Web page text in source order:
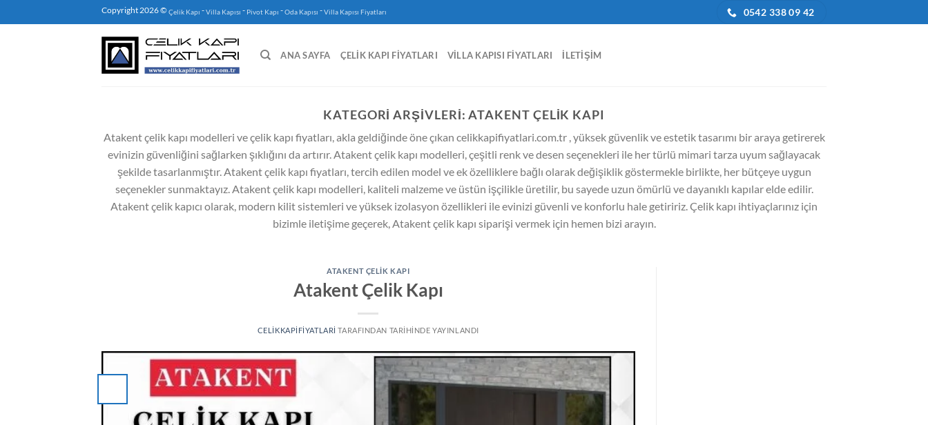
atla
Copyright 2026 © Çelik Kapı -Villa Kapısı - Pivot Kapı -Oda Kapısı -Villa Kapısı Fiyatları 0542 338 09 42
ANA SAYFA ÇELIK KAPI FIYATLARI VILLA KAPISI FIYATLARI İLETIŞIM
KATEGORI ARŞIVLERI:ATAKENT ÇELIK KAPI
Atakent çelik kapı modelleri ve çelik kapı fiyatları, akla geldiğinde öne çıkan celikkapifiyatlari.com.tr , yüksek güvenlik ve estetik tasarımı bir araya getirerek
evinizin güvenliğini sağlarken şıklığını da artırır. Atakent çelik kapı modelleri, çeşitli renk ve desen seçenekleri ile her türlü mimari tarza uyum sağlayacak
şekilde tasarlanmıştır. Atakent çelik kapı fiyatları, tercih edilen model ve ek özelliklere bağlı olarak değişiklik göstermekle birlikte, her bütçeye uygun
seçenekler sunmaktayız. Atakent çelik kapı modelleri, kaliteli malzeme ve üstün işçilikle üretilir, bu sayede uzun ömürlü ve dayanıklı kapılar elde edilir.
Atakent çelik kapıcı olarak, modern kilit sistemleri ve yüksek izolasyon özellikleri ile evinizi güvenli ve konforlu hale getiririz. Çelik kapı ihtiyaçlarınız için
bizimle iletişime geçerek, Atakent çelik kapı siparişi vermek için hemen bizi arayın.
ATAKENT ÇELIK KAPI
Atakent Çelik Kapı
CELIKKAPIFIYATLARI TARAFINDAN TARIHINDE YAYINLANDI